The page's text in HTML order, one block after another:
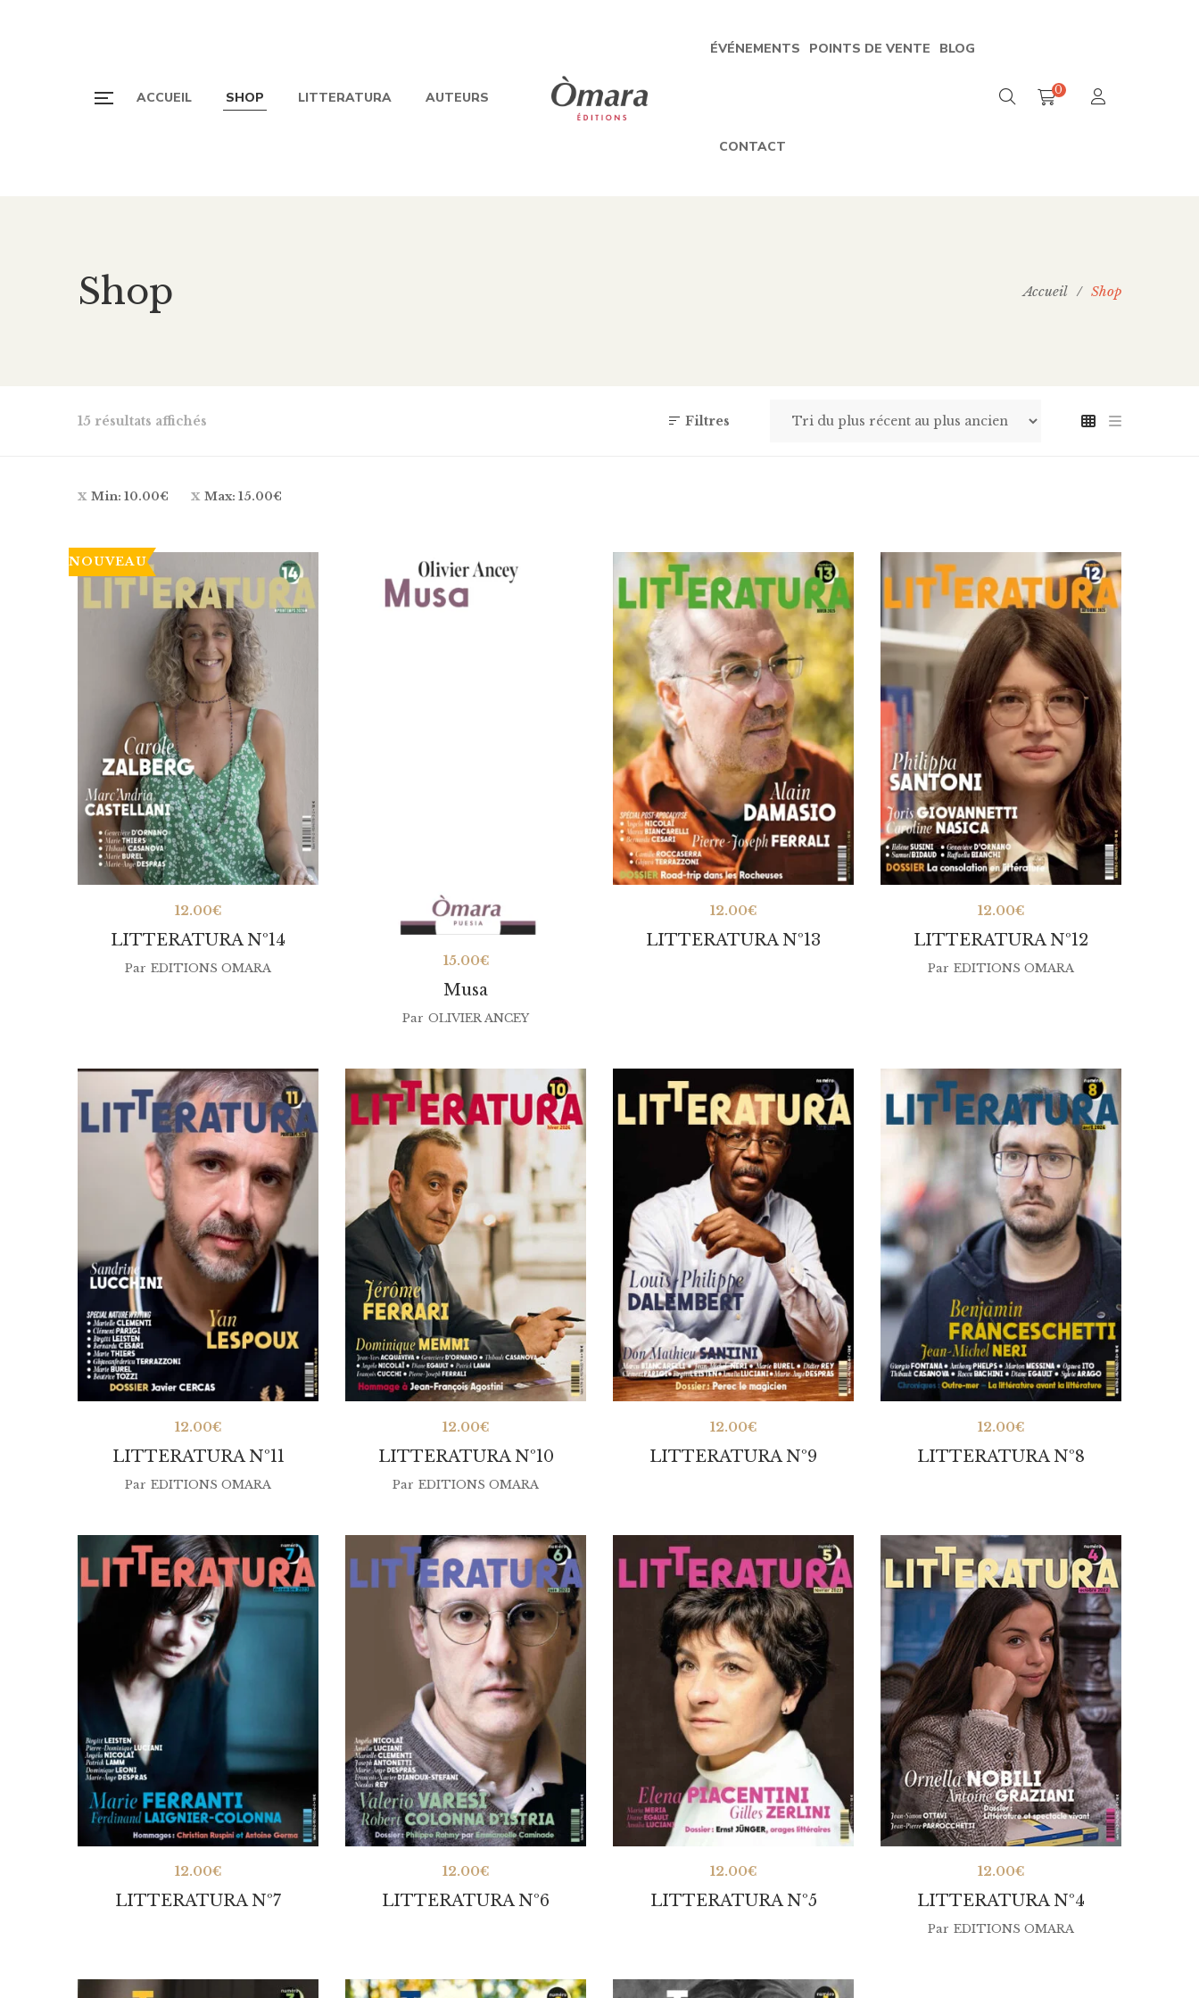
ACCUEIL SHOP LITTERATURA AUTEURS
ÉVÉNEMENTS POINTS DE VENTE BLOG
CONTACT
0
Shop Accueil / Shop
15 résultats affichés
au
ancien
Filtres
Min: 10.00€ Max: 15.00€
NOUVEAU
LITTERATURA Nº14
12.00€
Par EDITIONS OMARA
Musa
15.00€
Par OLIVIER ANCEY
LITTERATURA Nº13
12.00€
LITTERATURA Nº12
12.00€
Par EDITIONS OMARA
LITTERATURA Nº11
12.00€
Par EDITIONS OMARA
LITTERATURA Nº10
12.00€
Par EDITIONS OMARA
LITTERATURA Nº9
12.00€
LITTERATURA Nº8
12.00€
LITTERATURA Nº7
12.00€
LITTERATURA Nº6
12.00€
LITTERATURA Nº5
12.00€
LITTERATURA Nº4
12.00€
Par EDITIONS OMARA